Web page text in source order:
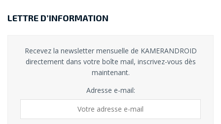
LETTRE D’INFORMATION
Recevez la newsletter mensuelle de KAMERANDROID
directement dans votre boîte mail, inscrivez-vous dès
maintenant.
Adresse e-mail: